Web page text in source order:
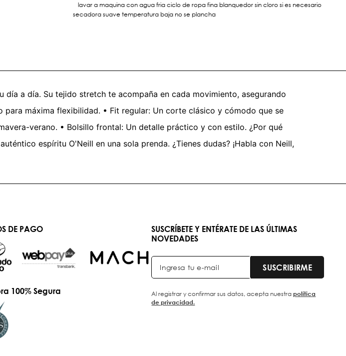
lavar a maquina con agua fria ciclo de ropa fina blanquedor sin cloro si es necesario
secadora suave temperatura baja no se plancha
a día. Su tejido stretch te acompaña en cada movimiento, asegurando
máxima flexibilidad. • Fit regular: Un corte clásico y cómodo que se
verano. • Bolsillo frontal: Un detalle práctico y con estilo. ¿Por qué
espíritu O'Neill en una sola prenda. ¿Tienes dudas? ¡Habla con Neill,
DE PAGO
100% Segura
SUSCRÍBETE Y ENTÉRATE DE LAS ÚLTIMAS
NOVEDADES
SUSCRIBIRME
Al registrar y confirmar sus datos, acepta nuestrapolítica
de privacidad.